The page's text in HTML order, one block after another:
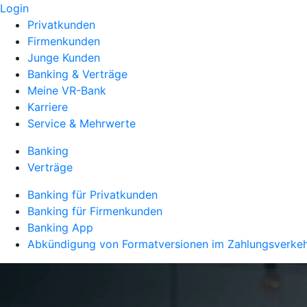
Login
Privatkunden
Firmenkunden
Junge Kunden
Banking & Verträge
Meine VR-Bank
Karriere
Service & Mehrwerte
Banking
Verträge
Banking für Privatkunden
Banking für Firmenkunden
Banking App
Abkündigung von Formatversionen im